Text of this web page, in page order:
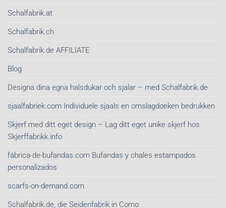
Schalfabrik.at
Schalfabrik.ch
Schalfabrik.de AFFILIATE
Blog
Designa dina egna halsdukar och sjalar – med Schalfabrik.de
sjaalfabriek.com Individuele sjaals en omslagdoeken bedrukken
Skjerf med ditt eget design – Lag ditt eget unike skjerf hos
Skjerffabrikk.info
fábrica-de-bufandas.com Bufandas y chales estampados
personalizados
scarfs-on-demand.com
Schalfabrik.de, die Seidenfabrik in Como